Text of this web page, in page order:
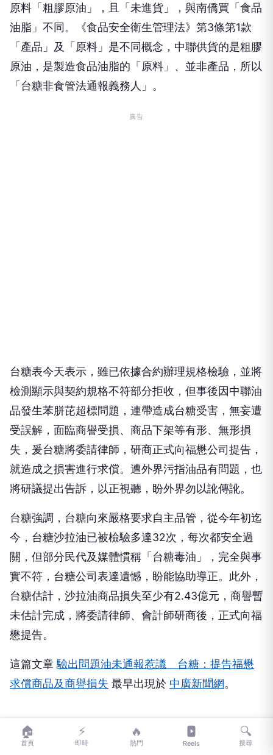
原料「粗膠原油」，且「未進貨」，與南僑買「食品
油脂」不同。《食品安全衛生管理法》第3條第1款
「產品」及「原料」是不同概念，中聯供貨的是粗膠
原油，是製造食品油脂的「原料」、並非產品，所以
「台糖非食管法通報義務人」。
廣告
台糖表今天表示，雖已依據合約辦理規格檢驗，並將
檢測顯示與契約規格不符部分拒收，但事後因中聯油
品發生苯胼芘超標問題，連帶造成台糖受害，無妄遭
受誤解，面臨商譽受損、商品下架等有形、無形損
失，爰台糖將委請律師，研商正式向福懋公司提告，
就造成之損害進行求償。遭外界污指油品有問題，也
將研議提出告訴，以正視聽，盼外界勿以訛傳訛。
台糖強調，台糖向來嚴格要求自主品管，從今年初迄
今，台糖沙拉油已被檢驗多達32次，每次都安全過
關，但部分民代及媒體慣稱「台糖毒油」，完全與事
實不符，台糖公司表達遺憾，盼能協助導正。此外，
台糖估計，沙拉油商品損失至少有2.43億元，商譽暫
未估計完成，將委請律師、會計師研商後，正式向福
懋提告。
這篇文章 驗出問題油未通報惹議 台糖：提告福懋
求償商品及商譽損失 最早出現於 中廣新聞網。
🏠
首頁
⚡
即時
🔥
熱門 Reels
🔍
搜尋